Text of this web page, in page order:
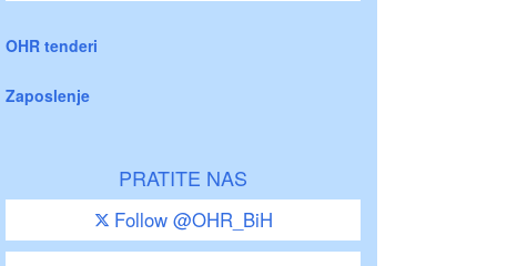
OHR tenderi
Zaposlenje
PRATITE NAS
Follow @OHR_BiH